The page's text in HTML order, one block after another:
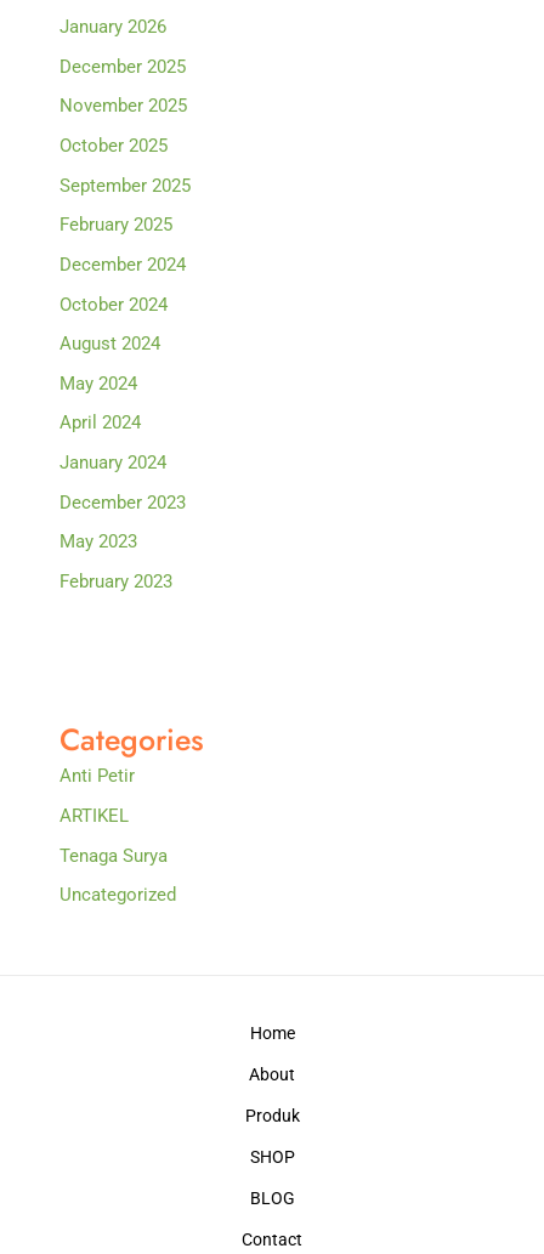
January 2026
December 2025
November 2025
October 2025
September 2025
February 2025
December 2024
October 2024
August 2024
May 2024
April 2024
January 2024
December 2023
May 2023
February 2023
Categories
Anti Petir
ARTIKEL
Tenaga Surya
Uncategorized
Home
About
Produk
SHOP
BLOG
Contact